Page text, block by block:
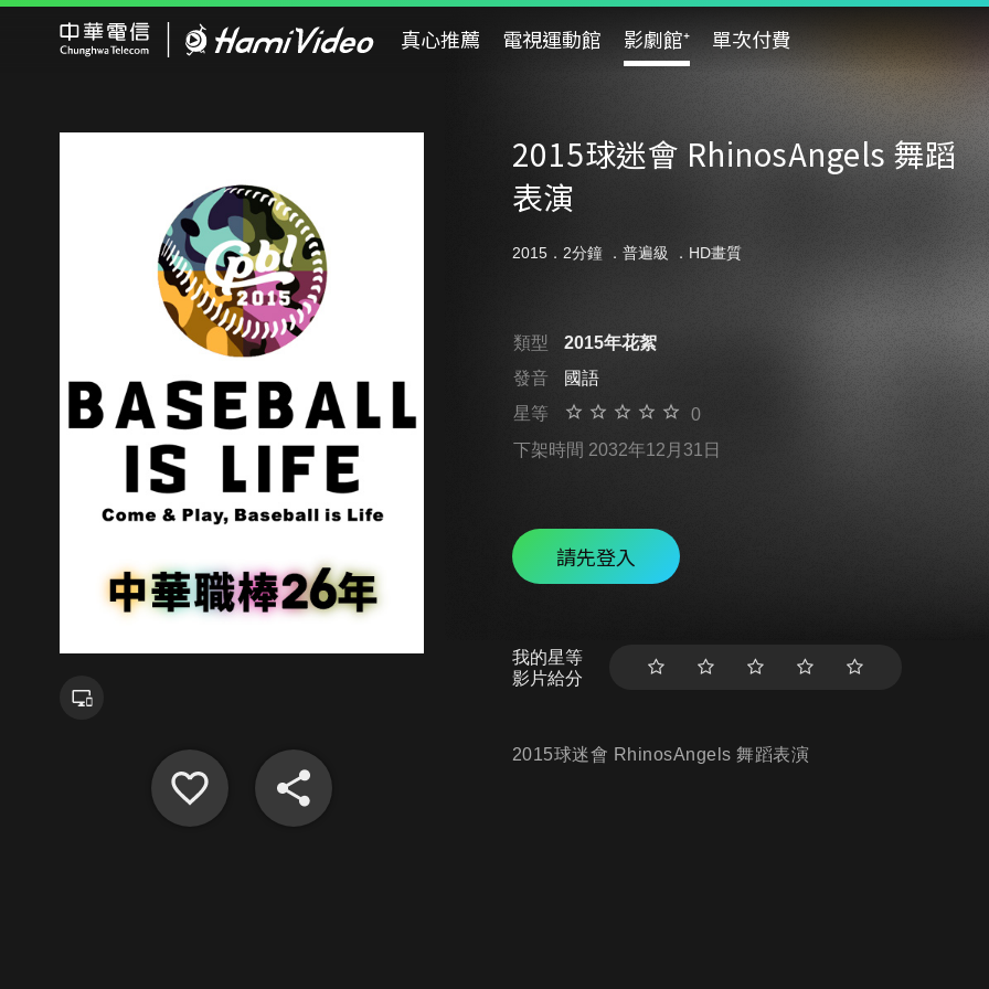
真心推薦 電視運動館 影劇館⁺ 單次付費
2015球迷會 RhinosAngels 舞蹈
表演
2015．2分鐘 ． 普遍級 ．HD畫質
類型
2015年花絮
發音
國語
星等
0
下架時間 2032年12月31日
請先登入
我的星等
影片給分
2015球迷會 RhinosAngels 舞蹈表演